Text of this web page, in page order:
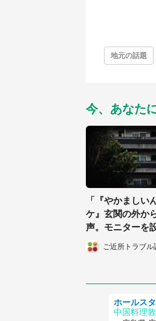
地元の話題
今、あなた
「『やかましい
ケ』玄関の外か
声。モニターを
監視したら、ま
景が...」（京都
ご近所トラブル
中国料理